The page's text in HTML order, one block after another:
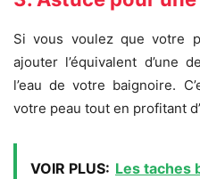
Si vous voulez que votre
ajouter l’équivalent d’une
l’eau de votre baignoire.
votre peau tout en profitant
VOIR PLUS: Les taches